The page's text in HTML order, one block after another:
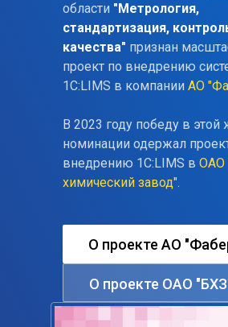
области "Метрология,
стандартизация,
качества" признан
проект по внедрению
1С:LIMS в компании АО
В 2023 году победу в этой
номинации одержал
внедрению 1С:LIMS в ОАО
химический завод".
О проекте АО
О проекте ОАО